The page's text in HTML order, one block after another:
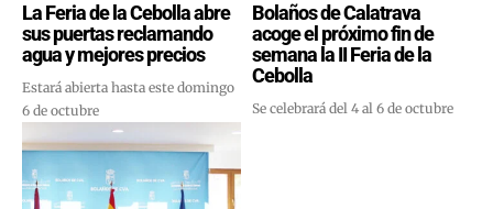
La Feria de la Cebolla abre
sus puertas reclamando
agua y mejores precios
Estará abierta hasta este domingo
6 de octubre
Bolaños de Calatrava
acoge el próximo fin de
semana la II Feria de la
Cebolla
Se celebrará del 4 al 6 de octubre